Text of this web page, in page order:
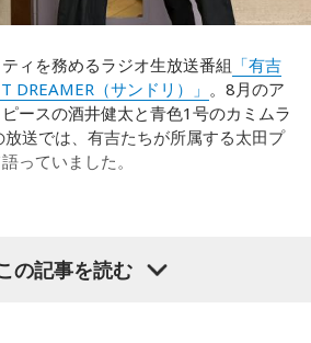
ィを務めるラジオ生放送番組 「有吉
DREAMER（サンドリ）」 。8月のア
ースの酒井健太と青色1号のカミムラ
送では、有吉たちが所属する太田プ
っていました。
の記事を読む